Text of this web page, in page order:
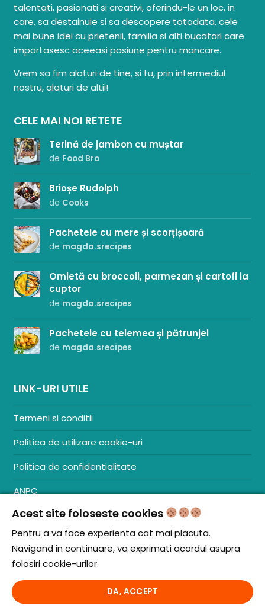
talentati, pasionati si creativi, oferindu-le un loc, in
care, sa destainuie si sa descopere totodata, cele
mai bune idei cu prietenii, familia si alti bucatari care
impartasesc aceeasi pasiune pentru mancare.
Vrem sa fim alaturi de tine, si tu, prin intermediul
nostru, alaturi de altii!
CELE MAI NOI RETETE
Terină de jambon cu muștar
de Food Bro
Brioșe Rudolph
de Cooks
Pachetele cu mere și scorțișoară
de magda.srecipes
Omletă cu broccoli, parmezan și cartofi la
cuptor
de magda.srecipes
Pachetele cu telemea și pătrunjel
de magda.srecipes
LINK-URI UTILE
Termeni si conditii
Politica de utilizare cookie-uri
Politica de confidentialitate
ANPC
Contact
S.C. ZENCOM MEDIA GROUP SRL
J20/1379/2017
© iCooking.ro. Toate drepturile rezervate.
Acest site foloseste cookies
Pentru a va face experienta cat mai placuta.
Navigand in continuare, va exprimati acordul asupra
folosiri cookie-urilor.
DA, ACCEPT